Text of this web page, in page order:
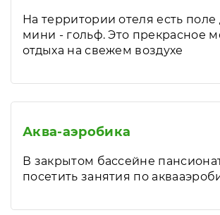
На территории отеля есть поле
мини - гольф. Это прекрасное
отдыха на свежем воздухе
Аква-аэробика
В закрытом бассейне
посетить занятия по